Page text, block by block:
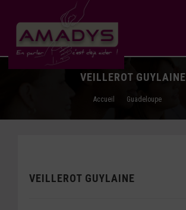
VEILLEROT GUYLAINE
Accueil Guadeloupe
VEILLEROT GUYLAINE